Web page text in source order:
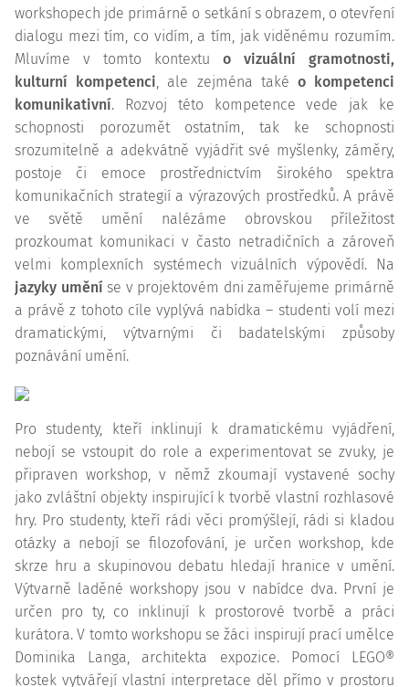
workshopech jde primárně o setkání s obrazem, o otevření
dialogu mezi tím, co vidím, a tím, jak viděnému rozumím.
Mluvíme v tomto kontextu o vizuální gramotnosti,
kulturní kompetenci, ale zejména také o kompetenci
komunikativní. Rozvoj této kompetence vede jak ke
schopnosti porozumět ostatním, tak ke schopnosti
srozumitelně a adekvátně vyjádřit své myšlenky, záměry,
postoje či emoce prostřednictvím širokého spektra
komunikačních strategií a výrazových prostředků. A právě
ve světě umění nalézáme obrovskou příležitost
prozkoumat komunikaci v často netradičních a zároveň
velmi komplexních systémech vizuálních výpovědí. Na
jazyky umění se v projektovém dni zaměřujeme primárně
a právě z tohoto cíle vyplývá nabídka – studenti volí mezi
dramatickými, výtvarnými či badatelskými způsoby
poznávání umění.
Pro studenty, kteří inklinují k dramatickému vyjádření,
nebojí se vstoupit do role a experimentovat se zvuky, je
připraven workshop, v němž zkoumají vystavené sochy
jako zvláštní objekty inspirující k tvorbě vlastní rozhlasové
hry. Pro studenty, kteří rádi věci promýšlejí, rádi si kladou
otázky a nebojí se filozofování, je určen workshop, kde
skrze hru a skupinovou debatu hledají hranice v umění.
Výtvarně laděné workshopy jsou v nabídce dva. První je
určen pro ty, co inklinují k prostorové tvorbě a práci
kurátora. V tomto workshopu se žáci inspirují prací umělce
Dominika Langa, architekta expozice. Pomocí LEGO®
kostek vytvářejí vlastní interpretace děl přímo v prostoru